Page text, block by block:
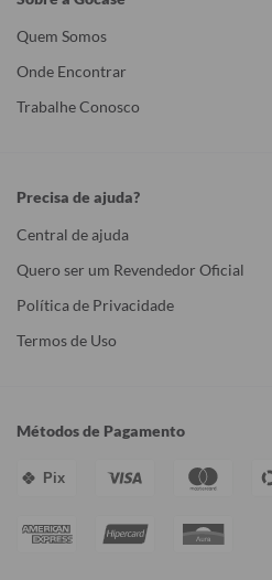
Quem Somos
Onde Encontrar
Trabalhe Conosco
Precisa de ajuda?
Central de ajuda
Quero ser um Revendedor Oficial
Política de Privacidade
Termos de Uso
Métodos de Pagamento
Pix